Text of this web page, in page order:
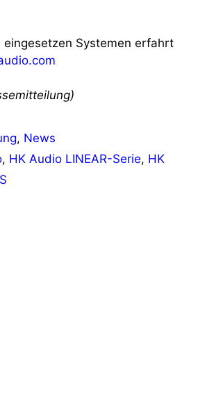
eingesetzen Systemen erfahrt
, News
, HK Audio LINEAR-Serie, HK